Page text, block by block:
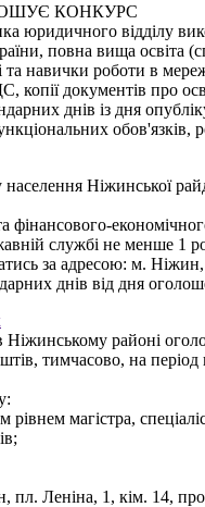
КОНКУРС
юридичного відділу
повна вища освіта
навички роботи в
документів про
днів із дня
обов'язків,
Ніжинської
службі не менше
за адресою: м.
днів від дня
районі
тимчасово, на
рівнем магістра,
Леніна, 1, кім. 14,